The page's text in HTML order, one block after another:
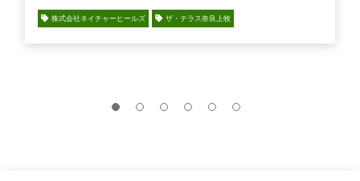
株式会社ネイチャーヒールズ ザ・テラス奈良上牧